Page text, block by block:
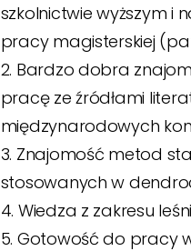
szkolnictwie wyższym i
pracy magisterskiej
2. Bardzo dobra
pracę ze źródłami
międzynarodowych
3. Znajomość metod
stosowanych w
4. Wiedza z zakresu
5. Gotowość do pracy